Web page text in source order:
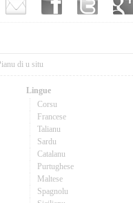
di u situ
Lingue
Corsu
Francese
Talianu
Sardu
Catalanu
Purtughese
Maltese
Spagnolu